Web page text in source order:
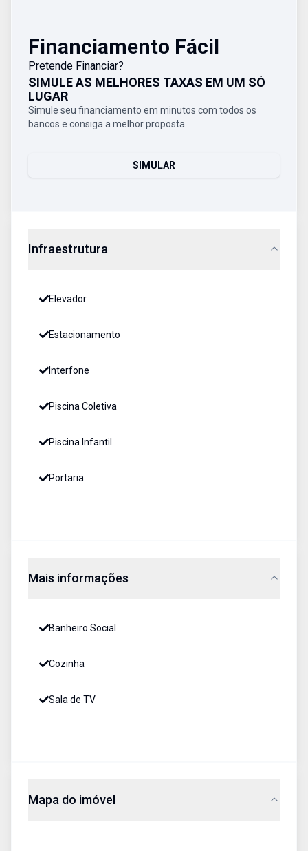
Financiamento Fácil
Pretende Financiar?
SIMULE AS MELHORES TAXAS EM UM SÓ
LUGAR
Simule seu financiamento em minutos com todos os
bancos e consiga a melhor proposta.
SIMULAR
Infraestrutura
Elevador
Estacionamento
Interfone
Piscina Coletiva
Piscina Infantil
Portaria
Mais informações
Banheiro Social
Cozinha
Sala de TV
Mapa do imóvel